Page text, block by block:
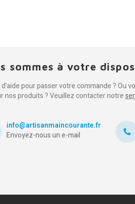
sommes à votre
pour passer votre commande ? Ou
nos produits ? Veuillez contacter notre
info@artisanmaincourante.fr
Envoyez-nous un e-mail